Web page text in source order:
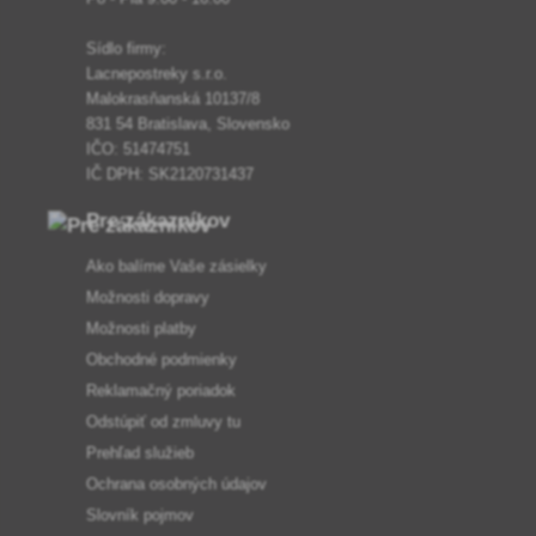
Sídlo firmy:
Lacnepostreky s.r.o.
Malokrasňanská 10137/8
831 54 Bratislava, Slovensko
IČO: 51474751
IČ DPH: SK2120731437
Pre zákazníkov
Ako balíme Vaše zásielky
Možnosti dopravy
Možnosti platby
Obchodné podmienky
Reklamačný poriadok
Odstúpiť od zmluvy tu
Prehľad služieb
Ochrana osobných údajov
Slovník pojmov